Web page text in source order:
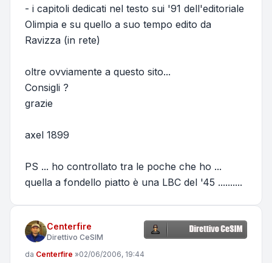
- i capitoli dedicati nel testo sui '91 dell'editoriale
Olimpia e su quello a suo tempo edito da
Ravizza (in rete)
oltre ovviamente a questo sito...
Consigli ?
grazie
axel 1899
PS ... ho controllato tra le poche che ho ...
quella a fondello piatto è una LBC del '45 ..........
Centerfire
Direttivo CeSIM
Messaggio
da Centerfire »02/06/2006, 19:44